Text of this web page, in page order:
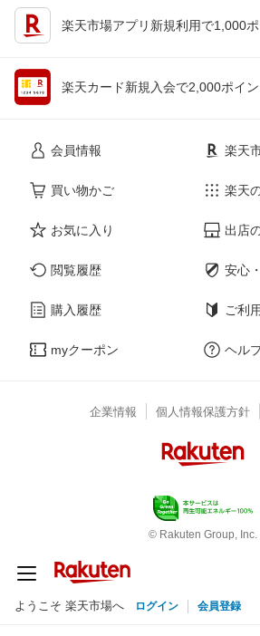
楽天市場アプリ新規利用で1,000ポ
楽天カード新規入会で2,000ポイン
会員情報
買い物かご
お気に入り
閲覧履歴
購入履歴
myクーポン
楽天
楽天
出店
安心
ご利
ヘル
企業情報 個人情報保護方針
© Rakuten Group, Inc.
ようこそ 楽天市場へ ログイン 会員登録